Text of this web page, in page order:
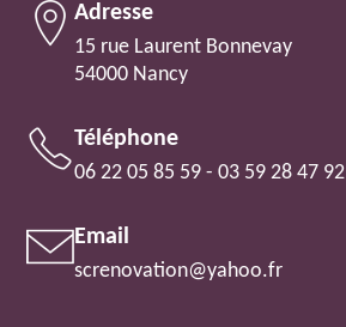
Adresse
15 rue Laurent Bonnevay
54000 Nancy
Téléphone
06 22 05 85 59 -03 59 28 47 92
Email
screnovation@yahoo.fr